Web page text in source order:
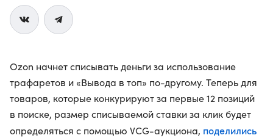
Ozon начнет списывать деньги за использование
трафаретов и «Вывода в топ» по-другому. Теперь для
товаров, которые конкурируют за первые 12 позиций
в поиске, размер списываемой ставки за клик будет
определяться с помощью VCG-аукциона, поделились